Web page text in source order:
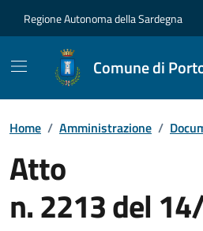
Regione Autonoma della Sardegna
Comune di
Home / Amministrazione /
Atto
n. 2213 del